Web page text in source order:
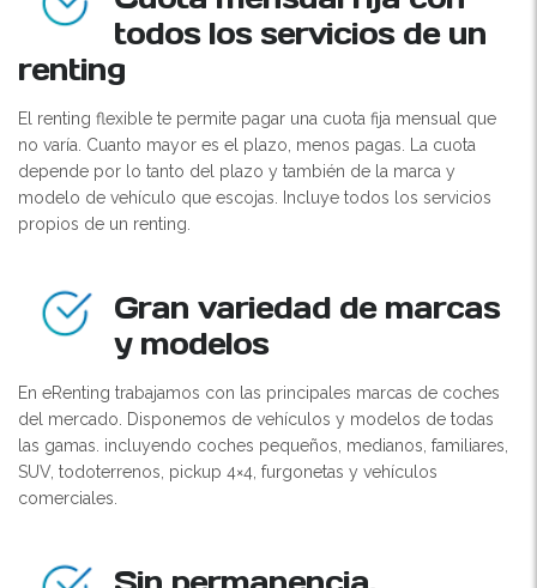
todos los servicios de un
renting
El renting flexible te permite pagar una cuota fija mensual que
no varía. Cuanto mayor es el plazo, menos pagas. La cuota
depende por lo tanto del plazo y también de la marca y
modelo de vehículo que escojas. Incluye todos los servicios
propios de un renting.
Gran variedad de marcas
y modelos
En eRenting trabajamos con las principales marcas de coches
del mercado. Disponemos de vehículos y modelos de todas
las gamas. incluyendo coches pequeños, medianos, familiares,
SUV, todoterrenos, pickup 4×4, furgonetas y vehículos
comerciales.